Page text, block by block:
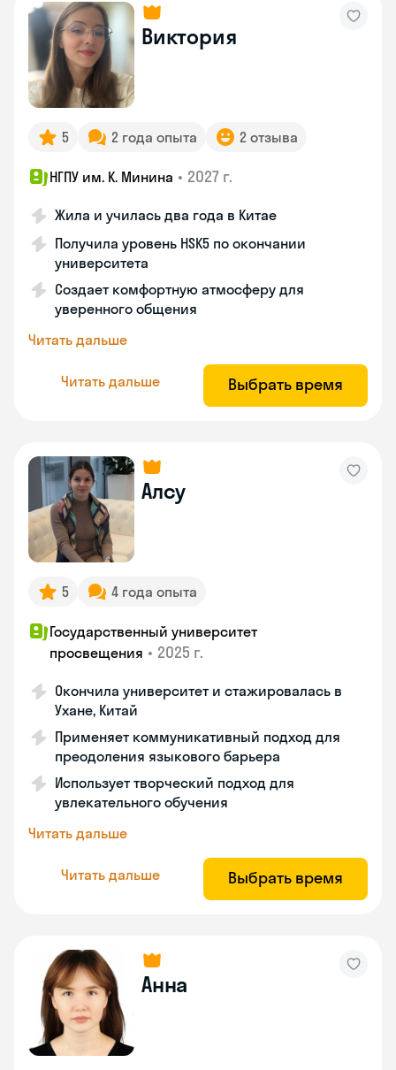
Виктория
5 2 года опыта 2 отзыва
НГПУ им. К. Минина • 2027 г.
Жила и училась два года в Китае
Получила уровень HSK5 по окончании
университета
Создает комфортную атмосферу для
уверенного общения
Читать дальше
Читать дальше Выбрать время
Алсу
5 4 года опыта
Государственный университет
просвещения • 2025 г.
Окончила университет и стажировалась в
Ухане, Китай
Применяет коммуникативный подход для
преодоления языкового барьера
Использует творческий подход для
увлекательного обучения
Читать дальше
Читать дальше Выбрать время
Анна